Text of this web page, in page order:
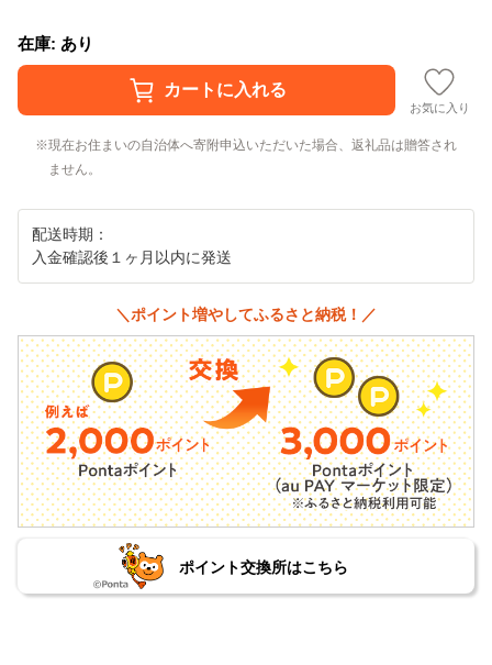
在庫: あり
お気に入り
現在お住まいの自治体へ寄附申込いただいた場合、返礼品は贈答され
ません。
配送時期：
入金確認後１ヶ月以内に発送
＼ポイント増やしてふるさと納税！／
ポイント交換所はこちら